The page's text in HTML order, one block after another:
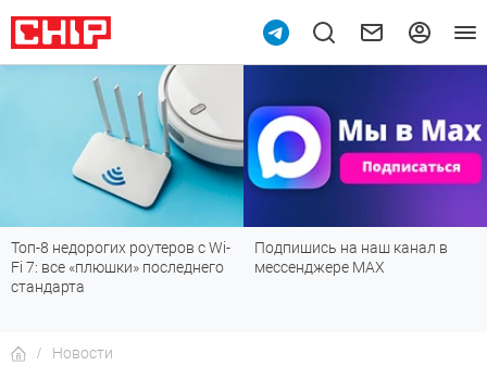
Топ-8 недорогих роутеров с Wi-
Fi 7: все «плюшки» последнего
стандарта
Подпишись на наш канал в
мессенджере МАХ
Новости